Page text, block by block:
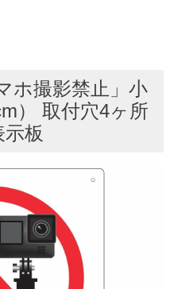
ホ撮影禁止」小
） 取付穴4ヶ所
板